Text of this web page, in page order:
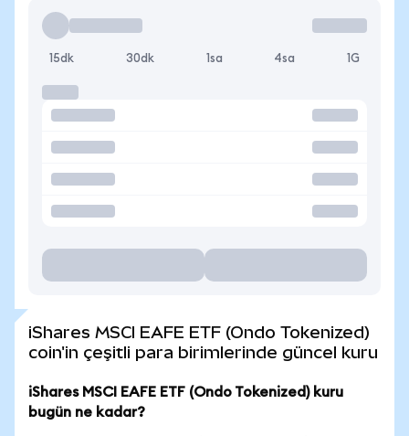
15dk 30dk 1sa 4sa 1G
iShares MSCI EAFE ETF (Ondo Tokenized)
coin'in çeşitli para birimlerinde güncel kuru
iShares MSCI EAFE ETF (Ondo Tokenized) kuru
bugün ne kadar?